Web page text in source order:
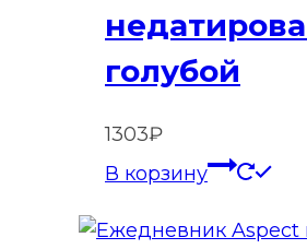
голубой
1303₽
В корзину